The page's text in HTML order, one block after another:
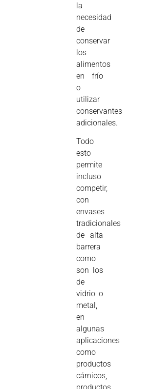
la
necesidad
de
conservar
los
alimentos
en frío
o
utilizar
conservantes
adicionales.
Todo
esto
permite
incluso
competir,
con
envases
tradicionales
de alta
barrera
como
son los
de
vidrio o
metal,
en
algunas
aplicaciones
como
productos
cárnicos,